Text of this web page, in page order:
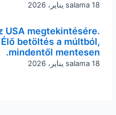
salama 18 يناير، 2026
USA megtekintésére.
betöltés a múltból,
mindentől mentesen.
salama 18 يناير، 2026